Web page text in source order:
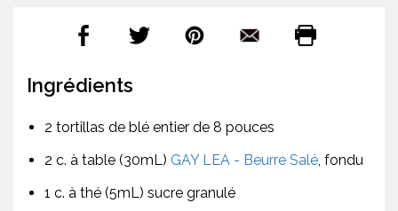
Ingrédients
2 tortillas de blé entier de 8 pouces
2 c. à table (30mL) GAY LEA - Beurre Salé, fondu
1 c. à thé (5mL) sucre granulé